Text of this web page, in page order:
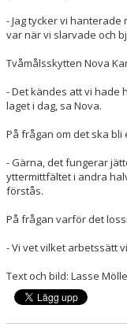
- Jag tycker vi
var när vi slarvade och
Tvåmålsskytten Nova
- Det kändes att vi hade
laget i dag, sa Nova.
På frågan om det ska bli
- Gärna, det fungerar
yttermittfältet i andra
förstås.
På frågan varför det
- Vi vet vilket arbetssätt
Text och bild: Lasse